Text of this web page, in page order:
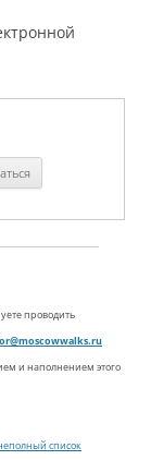
проводить
и наполнением этого
список